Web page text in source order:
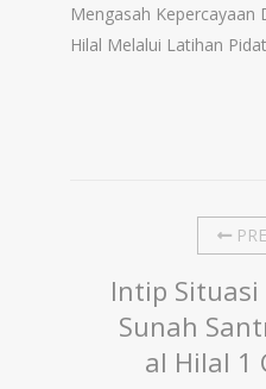
Mengasah Kepercayaan
Hilal Melalui Latihan
Intip Situasi
Sunah
al Hilal 1